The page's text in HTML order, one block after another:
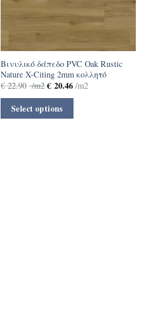
Βινυλικό δάπεδο PVC Oak Rustic
Nature X-Citing 2mm κολλητό
€22.90 /m2 €20.46/m2
Select options